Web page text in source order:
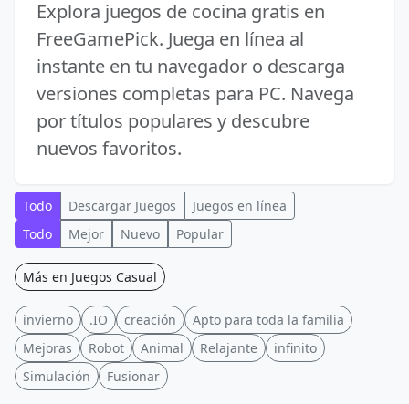
Explora juegos de cocina gratis en
FreeGamePick. Juega en línea al
instante en tu navegador o descarga
versiones completas para PC. Navega
por títulos populares y descubre
nuevos favoritos.
Todo Descargar Juegos
Juegos en línea
Todo
Mejor Nuevo Popular
Más en Juegos Casual
invierno .IO creación
Apto para toda la familia
Mejoras
Robot Animal Relajante
infinito
Simulación
Fusionar